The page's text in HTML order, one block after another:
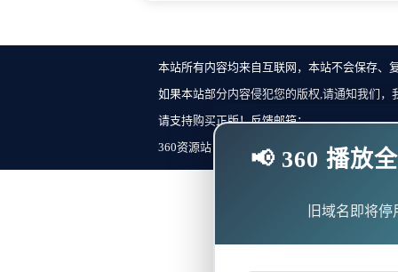
本站所有内容均来自互联网，本站不会保存、
如果本站部分内容侵犯您的版权,请通知我们
请支持购买正版！反馈邮箱：
360资源站 Copyright ©2018-2023 All Rights
📢 360 播放
旧域名即将